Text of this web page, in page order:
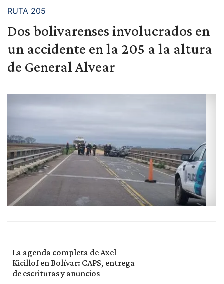
RUTA 205
Dos bolivarenses involucrados en
un accidente en la 205 a la altura
de General Alvear
La agenda completa de Axel
Kicillof en Bolívar: CAPS, entrega
de escrituras y anuncios